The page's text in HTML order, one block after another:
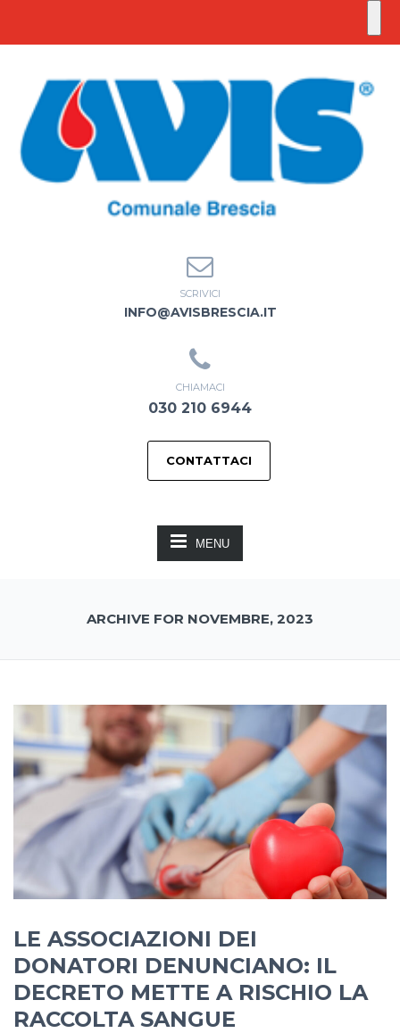
SCRIVICI
INFO@AVISBRESCIA.IT
CHIAMACI
030 210 6944
CONTATTACI
MENU
ARCHIVE FOR NOVEMBRE, 2023
LE ASSOCIAZIONI DEI
DONATORI DENUNCIANO: IL
DECRETO METTE A RISCHIO LA
RACCOLTA SANGUE